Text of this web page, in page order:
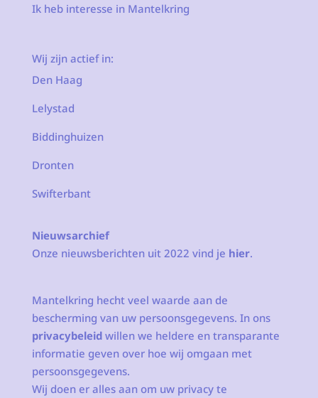
Ik heb interesse in Mantelkring
Wij zijn actief in:
Den Haag
Lelystad
Biddinghuizen
Dronten
Swifterbant
Nieuwsarchief
Onze nieuwsberichten uit 2022 vind je hier.
Mantelkring hecht veel waarde aan de
bescherming van uw persoonsgegevens. In ons
privacybeleidwillen we heldere en transparante
informatie geven over hoe wij omgaan met
persoonsgegevens.
Wij doen er alles aan om uw privacy te